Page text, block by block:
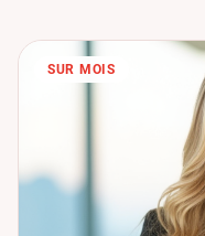
SUR MOIS